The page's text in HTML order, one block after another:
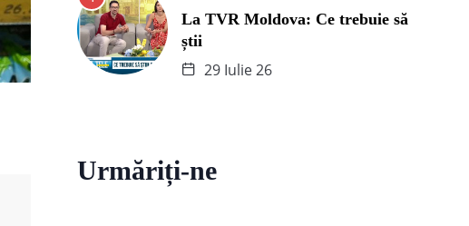
La TVR Moldova: Ce trebuie să
știi
29 Iulie 26
Urmăriți-ne